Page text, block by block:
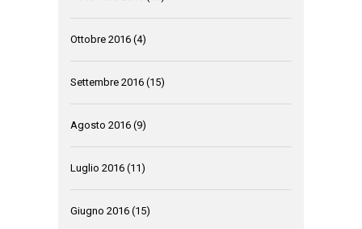
Ottobre 2016 (4)
Settembre 2016 (15)
Agosto 2016 (9)
Luglio 2016 (11)
Giugno 2016 (15)